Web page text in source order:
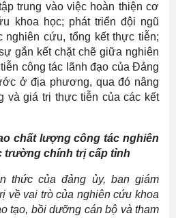
trung vào việc hoàn thiện cơ
khoa học; phát triển đội ngũ
nghiên cứu, tổng kết thực tiễn;
gắn kết chặt chẽ giữa nghiên
công tác lãnh đạo của Đảng
ở địa phương, qua đó nâng
và giá trị thực tiễn của các kết
chất lượng công tác nghiên
trường chính trị cấp tỉnh
thức củađảng ủy, bangiám
về vai trò của nghiên cứu khoa
tạo, bồi dưỡng cán bộ và tham